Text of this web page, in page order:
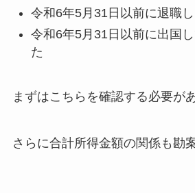
令和6年5月31日以前に退職
令和6年5月31日以前に出国
た
まずはこちらを確認する必要が
さらに合計所得金額の関係も勘